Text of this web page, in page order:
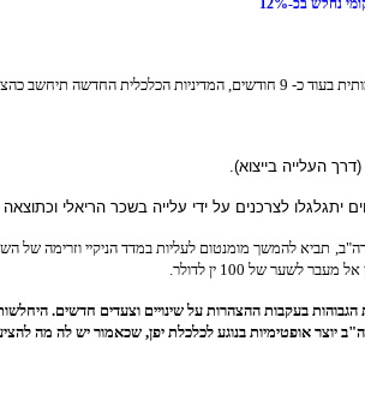
תיחשב כהצלחה במידה:
העלייה בייצוא).
לצרכנים על ידי עלייה בשכר הריאלי
תביא להמשך מומנטום לעליות במדד הניקיי וזרימה של
של 100 ין לדולר.
בעקבות ההצהרות על שינויים וצעדים חדשים.
יוצר אופטימיות בנוגע לכלכלת יפן, שכאמור יש לה מה